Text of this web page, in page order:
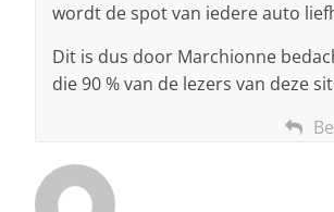
wordt de spot van iedere auto
Dit is dus door Marchionne
die 90 % van de lezers van deze